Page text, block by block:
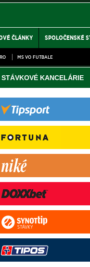
ČLÁNKY SPOLOČENSKÉ
MS VO FUTBALE
STÁVKOVÉ KANCELÁRIE